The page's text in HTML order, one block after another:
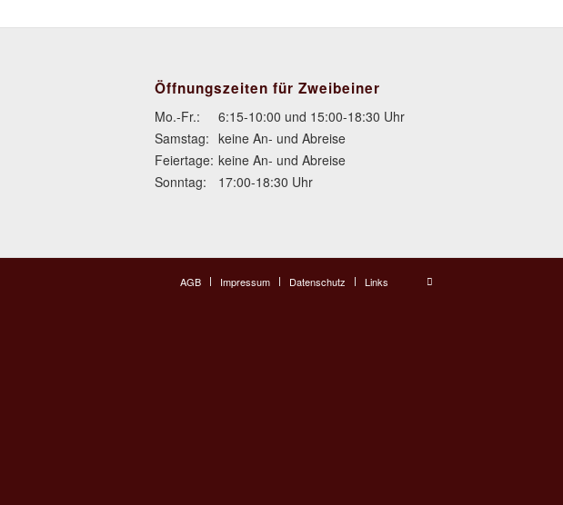
Öffnungszeiten für Zweibeiner
Mo.-Fr.:
6:15-10:00 und 15:00-18:30 Uhr
Samstag: keine An- und Abreise
Feiertage: keine An- und Abreise
Sonntag:
17:00-18:30 Uhr
AGB Impressum Datenschutz Links